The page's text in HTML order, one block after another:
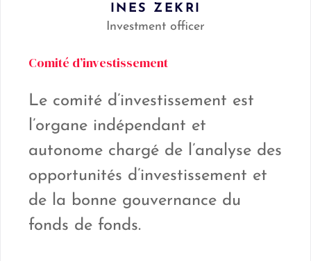
INES ZEKRI
Investment officer
Comité d’investissement
Le comité d’investissement est
l’organe indépendant et
autonome chargé de l’analyse des
opportunités d’investissement et
de la bonne gouvernance du
fonds de fonds.